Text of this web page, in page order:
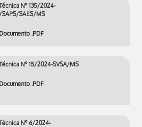
Nº 135/2024-
SAPS/SAES/MS
.PDF
Nº 15/2024-SVSA/MS
.PDF
Nº 6/2024-